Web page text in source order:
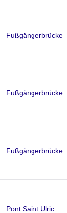
Fußgängerbrücke
Fußgängerbrücke
Fußgängerbrücke
Pont Saint Ulric